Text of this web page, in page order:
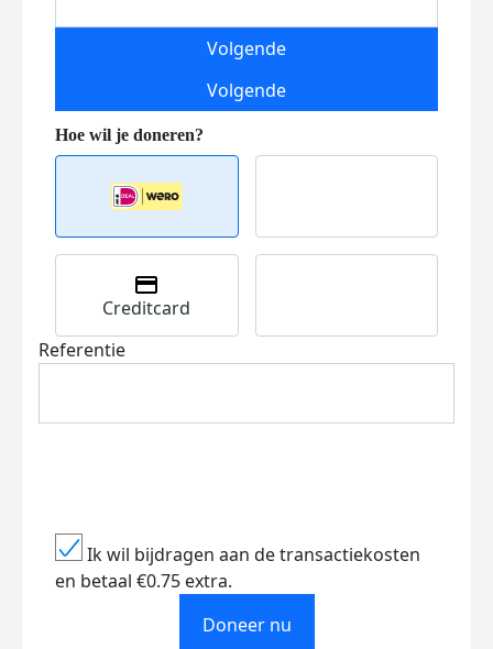
Volgende
Volgende
Creditcard
Referentie
Ik wil bijdragen aan de transactiekosten
en betaal €0.75 extra.
Doneer nu